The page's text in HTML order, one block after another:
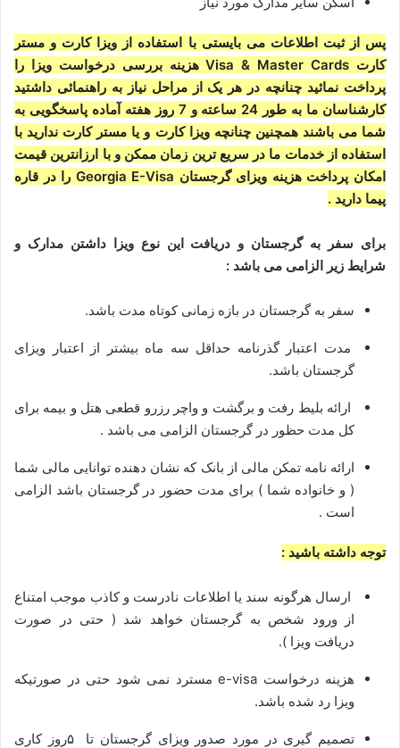
پس از ثبت اطلاعات می بایستی با استفاده از ویزا کارت و مستر
کارت Visa & Master Cards هزینه بررسی درخواست ویزا را
پرداخت نمائید چنانچه در هر یک از مراحل نیاز به راهنمائی داشتید
کارشناسان ما به طور 24 ساعته و 7 روز هفته آماده پاسخگویی به
شما می باشند همچنین چنانچه ویزا کارت و یا مستر کارت ندارید با
استفاده از خدمات ما در سریع ترین زمان ممکن و با ارزانترین قیمت
امکان پرداخت هزینه ویزای گرجستان Georgia E-Visa
را در قاره
پیما دارید .
برای سفر به گرجستان و دریافت این نوع ویزا داشتن مدارک و
شرایط زیر الزامی می باشد :
سفر به گرجستان در بازه زمانی کوتاه مدت باشد.
مدت اعتبار گذرنامه حداقل سه ماه بیشتر از اعتبار ویزای
گرجستان باشد.
ارائه بلیط رفت و برگشت و واچر رزرو قطعی هتل و بیمه برای
کل مدت حظور در گرجستان الزامی می باشد .
ارائه نامه تمکن مالی از بانک که نشان دهنده توانایی مالی شما
( و خانواده شما ) برای مدت حضور در گرجستان باشد الزامی
است .
توجه داشته باشید :
ارسال هرگونه سند یا اطلاعات نادرست و کاذب موجب امتناع
از ورود شخص به گرجستان خواهد شد ( حتی در صورت
دریافت ویزا ).
هزینه درخواست e-visa مسترد نمی شود حتی در صورتیکه
ویزا رد شده باشد.
تصمیم گیری در مورد صدور ویزای گرجستان تا ۵روز کاری